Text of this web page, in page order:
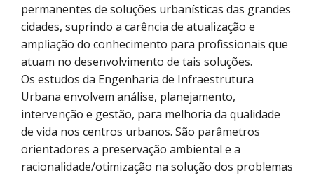
permanentes de soluções urbanísticas das grandes
cidades, suprindo a carência de atualização e
ampliação do conhecimento para profissionais que
atuam no desenvolvimento de tais soluções.
Os estudos da Engenharia de Infraestrutura
Urbana envolvem análise, planejamento,
intervenção e gestão, para melhoria da qualidade
de vida nos centros urbanos. São parâmetros
orientadores a preservação ambiental e a
racionalidade/otimização na solução dos problemas